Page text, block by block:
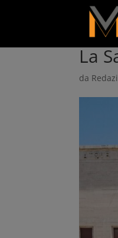
add_action( 'wp_footer',
La
da